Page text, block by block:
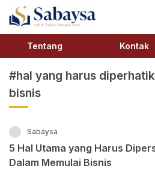
Sabaysa
Lebih Dekat Dengan Ilmu
Tentang Kontak
#hal yang harus
bisnis
Sabaysa
5 Hal Utama yang Harus
Dalam Memulai Bisnis